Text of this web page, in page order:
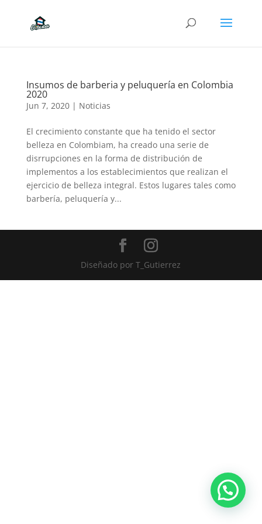
Insumos de barberia y peluquería en Colombia
2020
Jun 7, 2020| Noticias
El crecimiento constante que ha tenido el sector
belleza en Colombiam, ha creado una serie de
disrrupciones en la forma de distribución de
implementos a los establecimientos que realizan el
ejercicio de belleza integral. Estos lugares tales como
barbería, peluquería y...
Diseñado porT_Gutierrez